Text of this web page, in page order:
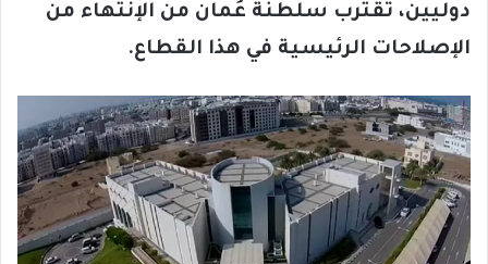
دوليين، تقترب سلطنة عُمان من الإنتهاء من
الإصلاحات الرئيسية في هذا القطاع.